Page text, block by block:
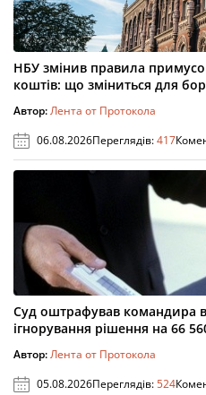
НБУ змінив правила
коштів: що зміниться для
Автор:Лента от Протокола
06.08.2026Переглядів:417
Суд оштрафував командира
ігнорування рішення на 66
Автор:Лента от Протокола
05.08.2026Переглядів:524